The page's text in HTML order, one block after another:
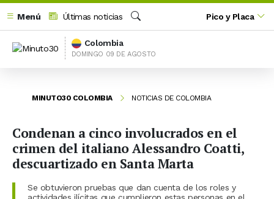
Menú
Últimas noticias
Buscar
Pico y Placa
Colombia
DOMINGO 09 DE AGOSTO
MINUTO30 COLOMBIA NOTICIAS DE COLOMBIA
Condenan a cinco involucrados en el
crimen del italiano Alessandro Coatti,
descuartizado en Santa Marta
Se obtuvieron pruebas que dan cuenta de los roles y